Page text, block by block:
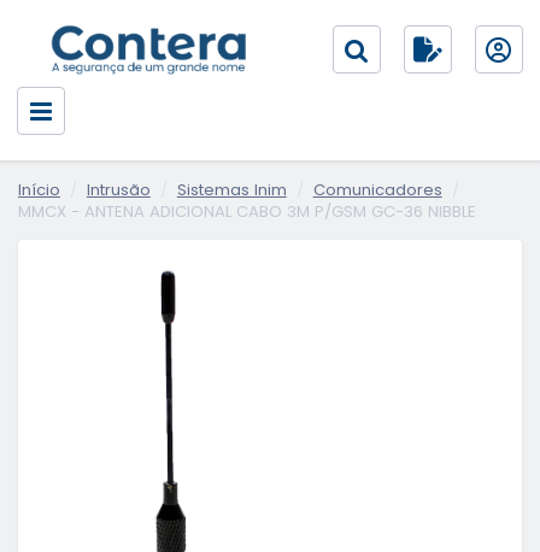
Início Intrusão Sistemas Inim
Comunicadores
MMCX - ANTENA ADICIONAL CABO 3M P/GSM GC-36 NIBBLE